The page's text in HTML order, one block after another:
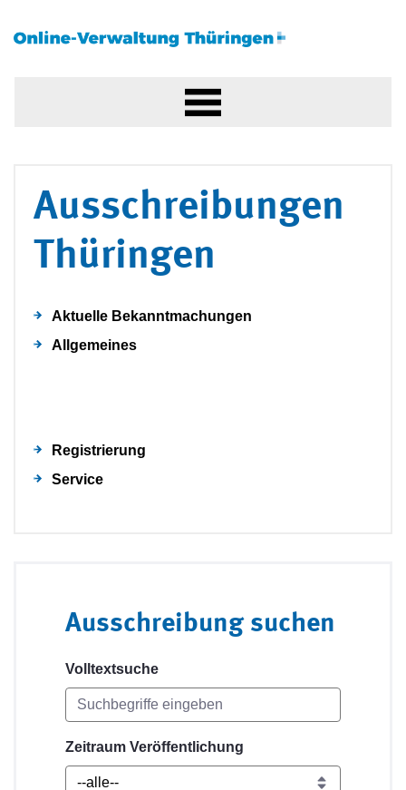
Ausschreibungen
Thüringen
Aktuelle Bekanntmachungen
Allgemeines
Registrierung
Service
Ausschreibung suchen
Volltextsuche
Zeitraum Veröffentlichung